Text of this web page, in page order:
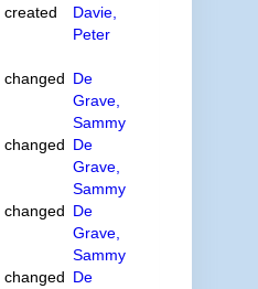
created
Davie,
Peter
changed De
Grave,
Sammy
changed De
Grave,
Sammy
changed De
Grave,
Sammy
changed De